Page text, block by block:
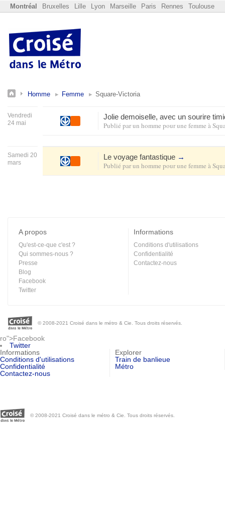
Montréal Bruxelles Lille Lyon Marseille Paris Rennes Toulouse
Homme Femme Square-Victoria
Vendredi
24 mai
Jolie demoiselle, avec un sourire
Publié parun homme pour une femme à
Samedi 20
mars
Le voyage fantastique →
Publié parun homme pour une femme à
A propos
Qu'est-ce-que c'est ?
Qui sommes-nous ?
Presse
Blog
Facebook
Twitter
Informations
Conditions d'utilisations
Confidentialité
Contactez-nous
© 2008-2021 Croisé dans le métro & Cie. Tous droits réservés.
ro">Facebook
Twitter
Informations
Conditions d'utilisations
Confidentialité
Contactez-nous
Explorer
Train de banlieue
Métro
© 2008-2021 Croisé dans le métro & Cie. Tous droits réservés.